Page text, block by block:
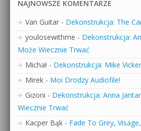
NAJNOWSZE KOMENTARZE
Van Guitar - Dekonstrukcja: The
youlosewithme - Dekonstrukcja:
Może Wiecznie Trwać
Michał - Dekonstrukcja: Mike
Mirek - Moi Drodzy Audiofile!
Gizoni - Dekonstrukcja: Anna
Wiecznie Trwać
Kacper Bąk - Fade To Grey,